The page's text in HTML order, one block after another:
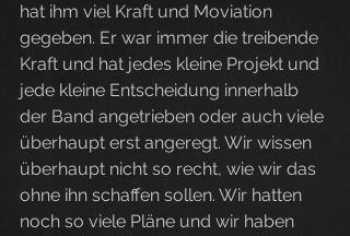
hat ihm viel Kraft und Moviation
gegeben. Er war immer die treibende
Kraft und hat jedes kleine Projekt und
jede kleine Entscheidung innerhalb
der Band angetrieben oder auch viele
überhaupt erst angeregt. Wir wissen
überhaupt nicht so recht, wie wir das
ohne ihn schaffen sollen. Wir hatten
noch so viele Pläne und wir haben